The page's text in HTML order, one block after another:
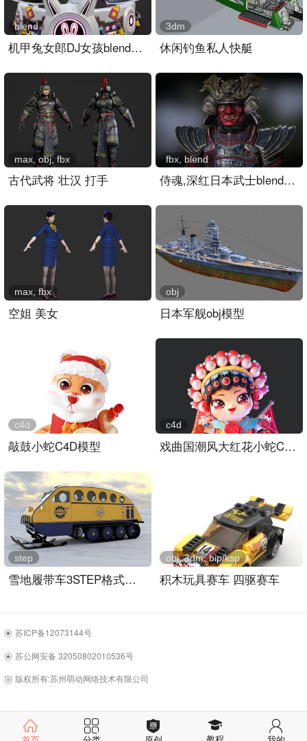
机甲兔女郎DJ女孩blender模型
blend
休闲钓鱼私人快艇
3dm
古代武将 壮汉 打手
max, obj, fbx
侍魂,深红日本武士blender模型,4K贴图
fbx, blend
空姐 美女
max, fbx
日本军舰obj模型
obj
敲鼓小蛇C4D模型
c4d
戏曲国潮风大红花小蛇C4D模型
c4d
雪地履带车3STEP格式图纸
step
积木玩具赛车 四驱赛车
obj, 3dm, bip/ksp
苏ICP备12073144号
苏公网安备 32050802010536号
版权所有:苏州萌动网络技术有限公司